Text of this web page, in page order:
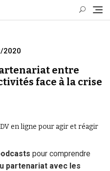
Posted
2020
entre
face à la crise
en ligne pour agir et réagir
pour comprendre
partenariat avec les